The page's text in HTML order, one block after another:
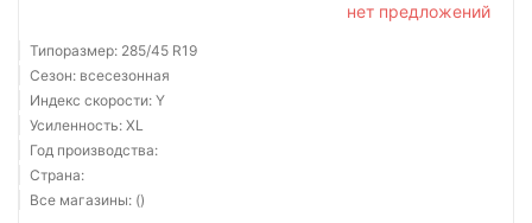
нет предложений
Типоразмер: 285/45 R19
Сезон: всесезонная
Индекс скорости: Y
Усиленность: XL
Год производства:
Страна:
Все магазины: ()